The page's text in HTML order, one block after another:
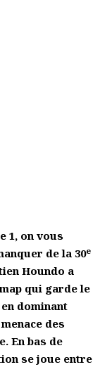
1, on vous
de la 30e
Houndo a
qui garde le
dominant
des
En bas de
se joue entre